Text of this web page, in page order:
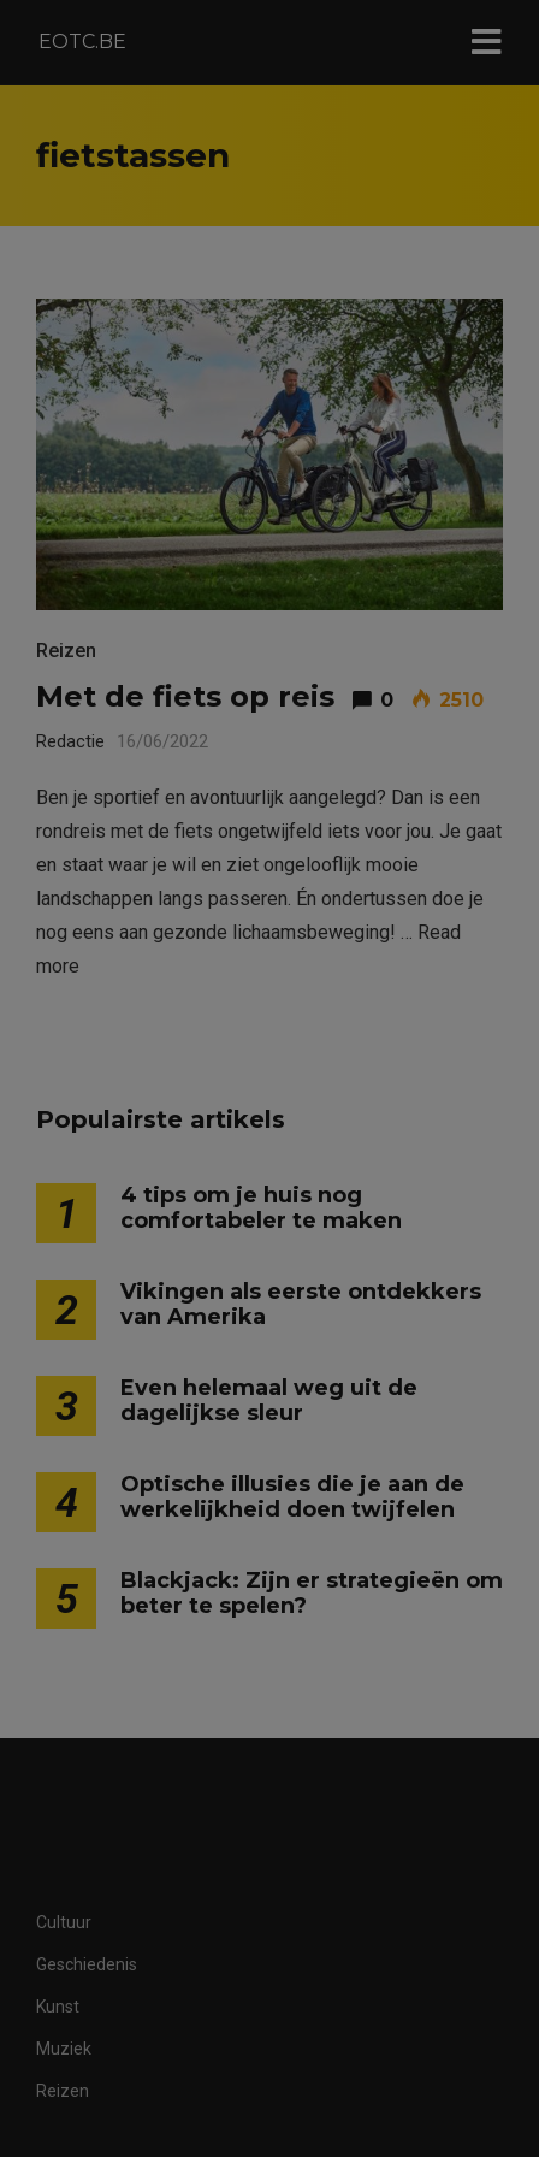
EOTC.BE
fietstassen
Reizen
Met de fiets op reis 0 2510
Redactie 16/06/2022
Ben je sportief en avontuurlijk aangelegd? Dan is een
rondreis met de fiets ongetwijfeld iets voor jou. Je gaat
en staat waar je wil en ziet ongelooflijk mooie
landschappen langs passeren. Én ondertussen doe je
nog eens aan gezonde lichaamsbeweging! … Read
more
Populairste artikels
1
4 tips om je huis nog
comfortabeler te maken
2
Vikingen als eerste ontdekkers
van Amerika
3
Even helemaal weg uit de
dagelijkse sleur
4
Optische illusies die je aan de
werkelijkheid doen twijfelen
5
Blackjack: Zijn er strategieën om
beter te spelen?
Cultuur
Geschiedenis
Kunst
Muziek
Reizen